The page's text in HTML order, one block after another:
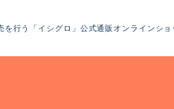
行う「イシグロ」公式通販オンラインショ